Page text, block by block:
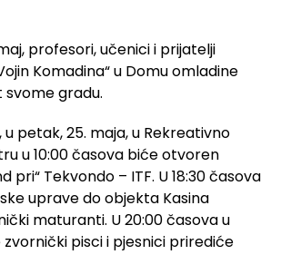
profesori, učenici i prijatelji
Komadina“ u Domu omladine
gradu.
petak, 25. maja, u Rekreativno
u 10:00 časova biće otvoren
pri“ Tekvondo – ITF. U 18:30 časova
uprave do objekta Kasina
maturanti. U 20:00 časova u
pisci i pjesnici prirediće